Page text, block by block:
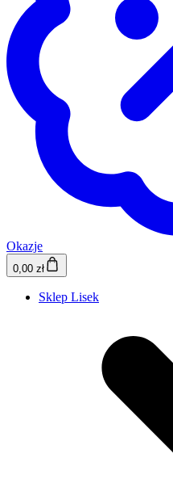
Okazje
0,00 zł
Sklep Lisek